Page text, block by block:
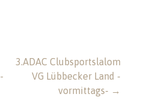
3.ADAC Clubsportslalom
VG Lübbecker Land -
vormittags- →